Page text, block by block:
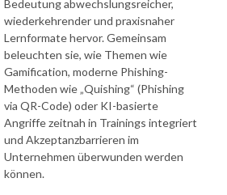
Bedeutung abwechslungsreicher,
wiederkehrender und praxisnaher
Lernformate hervor. Gemeinsam
beleuchten sie, wie Themen wie
Gamification, moderne Phishing-
Methoden wie „Quishing“ (Phishing
via QR-Code) oder KI-basierte
Angriffe zeitnah in Trainings integriert
und Akzeptanzbarrieren im
Unternehmen überwunden werden
können.